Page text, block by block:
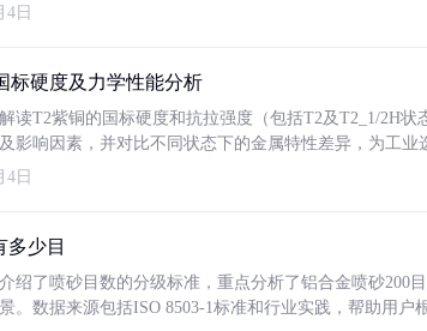
4日
标硬度及力学性能分析
读T2紫铜的国标硬度和抗拉强度（包括T2及T2_1/2H
影响因素，并对比不同状态下的金属特性差异，为工业
4日
多少目
绍了喷砂目数的分级标准，重点分析了铝合金喷砂200
。数据来源包括ISO 8503-1标准和行业实践，帮助用户